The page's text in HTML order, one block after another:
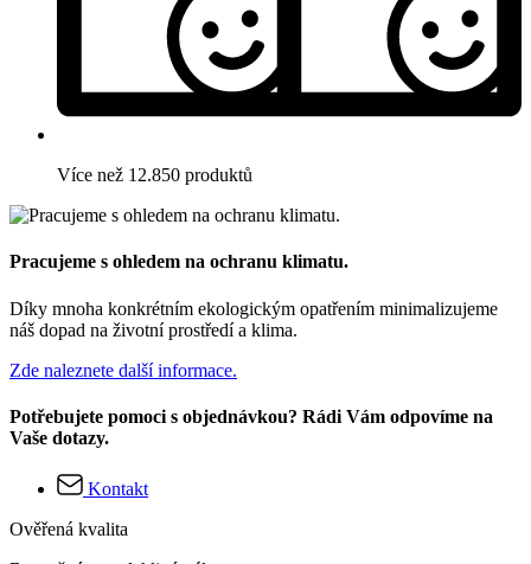
Více než 12.850 produktů
Pracujeme s ohledem na ochranu klimatu.
Díky mnoha konkrétním ekologickým opatřením minimalizujeme
náš dopad na životní prostředí a klima.
Zde naleznete další informace.
Potřebujete pomoci s objednávkou? Rádi Vám odpovíme na
Vaše dotazy.
Kontakt
Ověřená kvalita